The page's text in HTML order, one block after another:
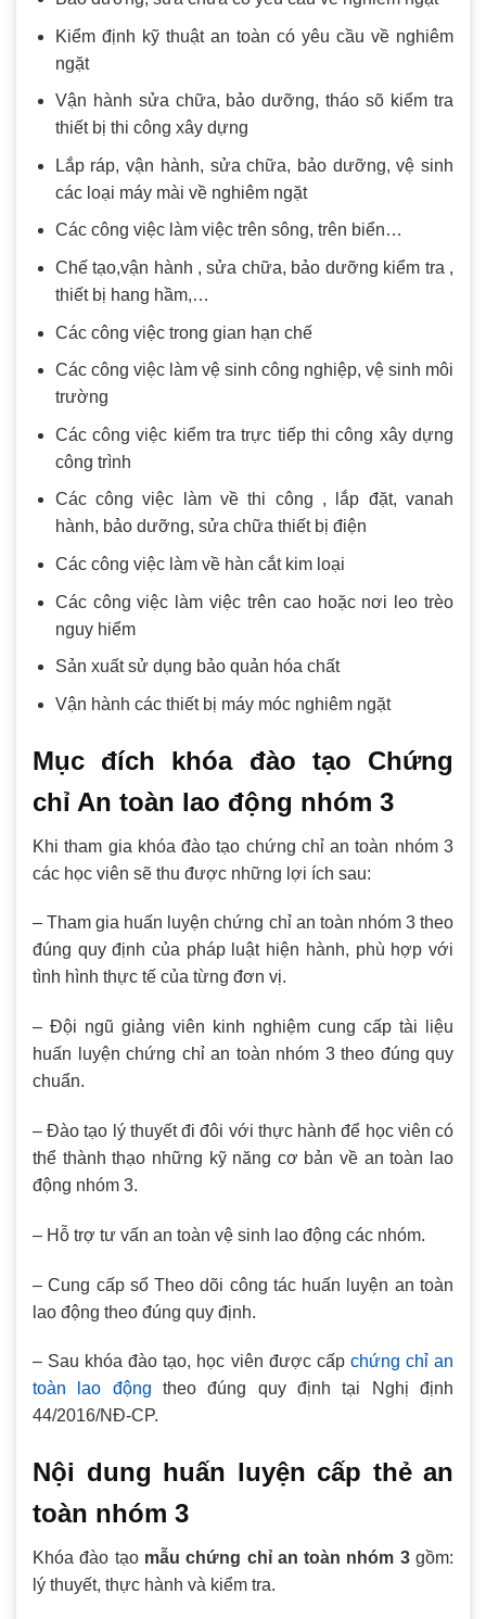
Kiểm định kỹ thuật an toàn có yêu cầu về nghiêm
ngặt
Vận hành sửa chữa, bảo dưỡng, tháo sõ kiểm tra
thiết bị thi công xây dựng
Lắp ráp, vận hành, sửa chữa, bảo dưỡng, vệ sinh
các loại máy mài về nghiêm ngặt
Các công việc làm việc trên sông, trên biển…
Chế tạo,vận hành , sửa chữa, bảo dưỡng kiểm tra ,
thiết bị hang hầm,…
Các công việc trong gian hạn chế
Các công việc làm vệ sinh công nghiệp, vệ sinh môi
trường
Các công việc kiểm tra trực tiếp thi công xây dựng
công trình
Các công việc làm về thi công , lắp đặt, vanah
hành, bảo dưỡng, sửa chữa thiết bị điện
Các công việc làm về hàn cắt kim loại
Các công việc làm việc trên cao hoặc nơi leo trèo
nguy hiểm
Sản xuất sử dụng bảo quản hóa chất
Vận hành các thiết bị máy móc nghiêm ngặt
Mục đích khóa đào tạo Chứng
chỉ An toàn lao động nhóm 3
Khi tham gia khóa đào tạo chứng chỉ an toàn nhóm 3
các học viên sẽ thu được những lợi ích sau:
– Tham gia huấn luyện chứng chỉ an toàn nhóm 3 theo
đúng quy định của pháp luật hiện hành, phù hợp với
tình hình thực tế của từng đơn vị.
– Đội ngũ giảng viên kinh nghiệm cung cấp tài liệu
huấn luyện chứng chỉ an toàn nhóm 3 theo đúng quy
chuẩn.
– Đào tạo lý thuyết đi đôi với thực hành để học viên có
thể thành thạo những kỹ năng cơ bản về an toàn lao
động nhóm 3.
– Hỗ trợ tư vấn an toàn vệ sinh lao động các nhóm.
– Cung cấp sổ Theo dõi công tác huấn luyện an toàn
lao động theo đúng quy định.
– Sau khóa đào tạo, học viên được cấp chứng chỉ an
toàn lao động theo đúng quy định tại Nghị định
44/2016/NĐ-CP.
Nội dung huấn luyện cấp thẻ an
toàn nhóm 3
Khóa đào tạo mẫu chứng chỉ an toàn nhóm 3gồm:
lý thuyết, thực hành và kiểm tra.